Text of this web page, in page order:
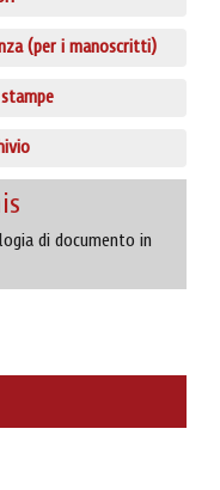
(per i manoscritti)
di documento in